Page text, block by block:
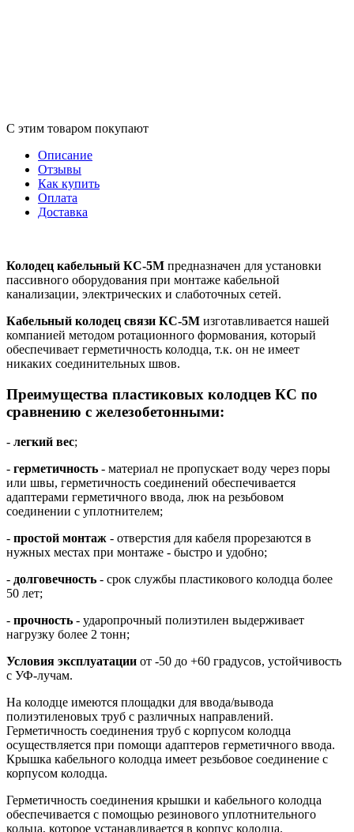
С этим товаром покупают
Описание
Отзывы
Как купить
Оплата
Доставка
Колодец кабельный КС-5М предназначен для установки
пассивного оборудования при монтаже кабельной
канализации, электрических и слаботочных сетей.
Кабельный колодец связи КС-5М изготавливается нашей
компанией методом ротационного формования, который
обеспечивает герметичность колодца, т.к. он не имеет
никаких соединительных швов.
Преимущества пластиковых колодцев КС по
сравнению с железобетонными:
- легкий вес;
- герметичность - материал не пропускает воду через поры
или швы, герметичность соединений обеспечивается
адаптерами герметичного ввода, люк на резьбовом
соединении с уплотнителем;
- простой монтаж - отверстия для кабеля прорезаются в
нужных местах при монтаже - быстро и удобно;
- долговечность - срок службы пластикового колодца более
50 лет;
- прочность - ударопрочный полиэтилен выдерживает
нагрузку более 2 тонн;
Условия эксплуатации от -50 до +60 градусов, устойчивость
с УФ-лучам.
На колодце имеются площадки для ввода/вывода
полиэтиленовых труб с различных направлений.
Герметичность соединения труб с корпусом колодца
осуществляется при помощи адаптеров герметичного ввода.
Крышка кабельного колодца имеет резьбовое соединение с
корпусом колодца.
Герметичность соединения крышки и кабельного колодца
обеспечивается с помощью резинового уплотнительного
кольца, которое устанавливается в корпус колодца.